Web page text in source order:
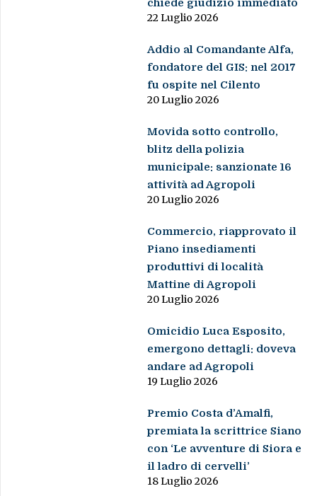
chiede giudizio immediato
22 Luglio 2026
Addio al Comandante Alfa,
fondatore del GIS: nel 2017
fu ospite nel Cilento
20 Luglio 2026
Movida sotto controllo,
blitz della polizia
municipale: sanzionate 16
attività ad Agropoli
20 Luglio 2026
Commercio, riapprovato il
Piano insediamenti
produttivi di località
Mattine di Agropoli
20 Luglio 2026
Omicidio Luca Esposito,
emergono dettagli: doveva
andare ad Agropoli
19 Luglio 2026
Premio Costa d’Amalfi,
premiata la scrittrice Siano
con ‘Le avventure di Siora e
il ladro di cervelli’
18 Luglio 2026